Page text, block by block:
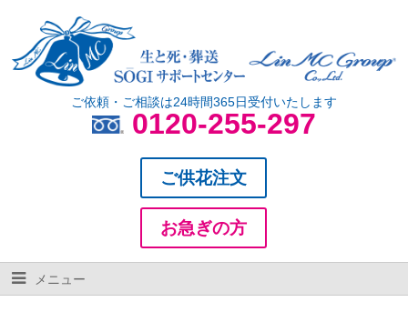
ご依頼・ご相談は24時間365日受付いたします
0120-255-297
ご供花注文
お急ぎの方
メニュー